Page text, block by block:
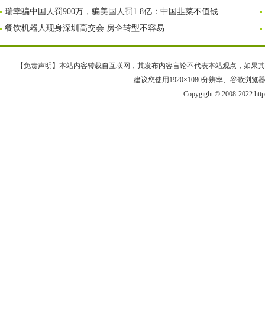
瑞幸骗中国人罚900万，骗美国人罚1.8亿：中国韭菜不值钱
餐饮机器人现身深圳高交会 房企转型不容易
【免责声明】本站内容转载自互联网，其发布内容言论不代表本站观点，如果
建议您使用1920×1080分辨率、谷歌浏览
Copygight © 2008-2022